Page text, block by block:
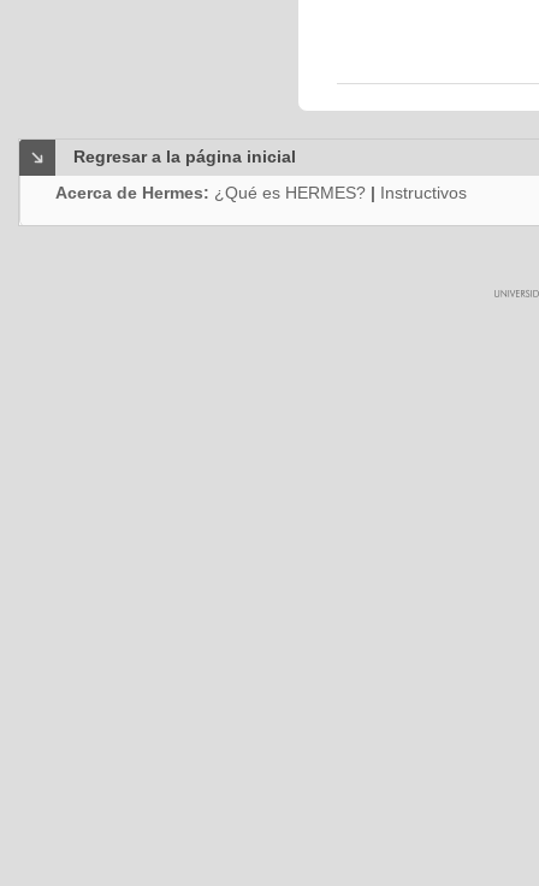
Regresar a la página inicial
Acerca de Hermes: ¿Qué es HERMES? | Instructivos